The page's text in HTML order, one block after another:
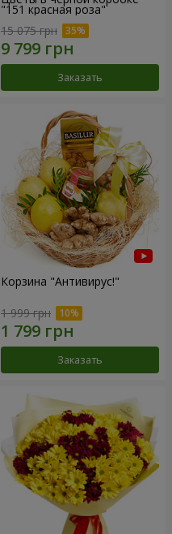
"151 красная роза"
15 075 грн
Заказать
Корзина "Антивирус!"
1 999 грн
Заказать